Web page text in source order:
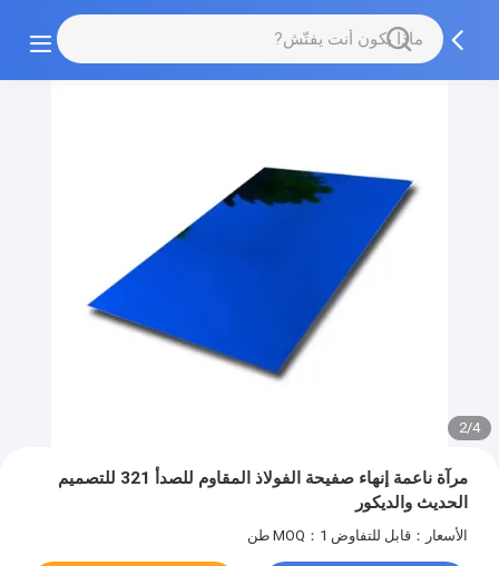
2/4
مرآة ناعمة إنهاء صفيحة الفولاذ المقاوم للصدأ 321 للتصميم
الحديث والديكور
الأسعار：قابل للتفاوض MOQ：1 طن